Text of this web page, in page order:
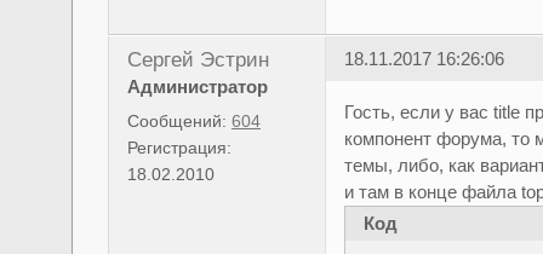
Сергей Эстрин
Администратор
Сообщений: 604
Регистрация:
18.02.2010
18.11.2017 16:26:06
Гость, если у вас title
компонент форума, то
темы, либо, как
и там в конце файла
Код